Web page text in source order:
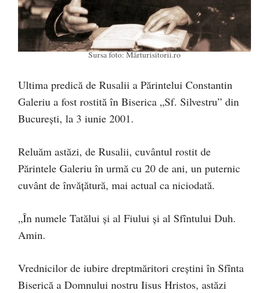
Sursa foto: Mărturisitorii.ro
Ultima predică de Rusalii a Părintelui Constantin
Galeriu a fost rostită în Biserica „Sf. Silvestru” din
Bucureşti, la 3 iunie 2001.
Reluăm astăzi, de Rusalii, cuvântul rostit de
Părintele Galeriu în urmă cu 20 de ani, un puternic
cuvânt de învățătură, mai actual ca niciodată.
„În numele Tatălui şi al Fiului şi al Sfîntului Duh.
Amin.
Vrednicilor de iubire dreptmăritori creştini în Sfînta
Biserică a Domnului nostru Iisus Hristos, astăzi